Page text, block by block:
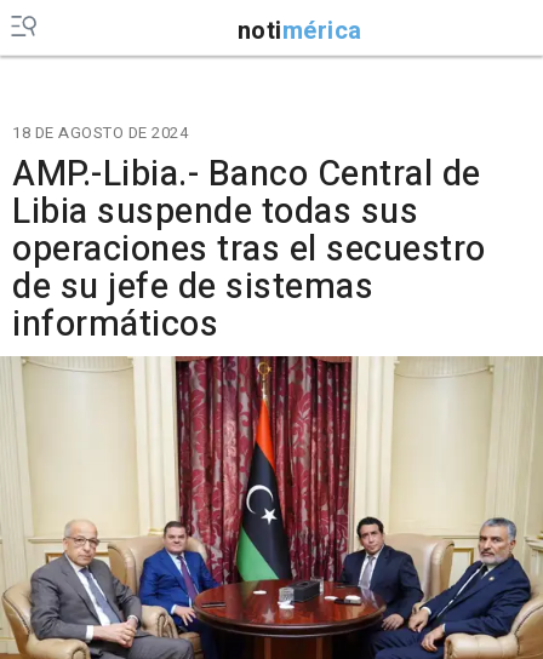
notimérica
18 DE AGOSTO DE 2024
AMP.-Libia.- Banco Central de
Libia suspende todas sus
operaciones tras el secuestro
de su jefe de sistemas
informáticos